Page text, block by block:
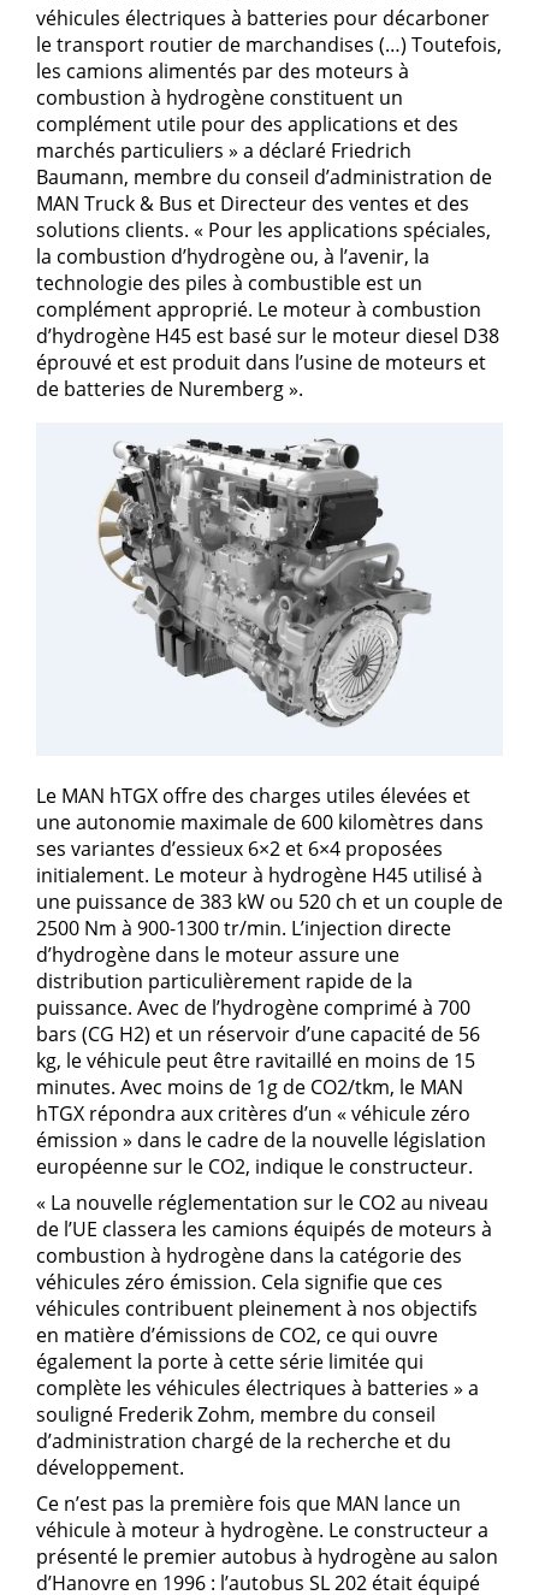
véhicules électriques à batteries pour décarboner
le transport routier de marchandises (…) Toutefois,
les camions alimentés par des moteurs à
combustion à hydrogène constituent un
complément utile pour des applications et des
marchés particuliers » a déclaré Friedrich
Baumann, membre du conseil d’administration de
MAN Truck & Bus et Directeur des ventes et des
solutions clients. « Pour les applications spéciales,
la combustion d’hydrogène ou, à l’avenir, la
technologie des piles à combustible est un
complément approprié. Le moteur à combustion
d’hydrogène H45 est basé sur le moteur diesel D38
éprouvé et est produit dans l’usine de moteurs et
de batteries de Nuremberg ».
Le MAN hTGX offre des charges utiles élevées et
une autonomie maximale de 600 kilomètres dans
ses variantes d’essieux 6×2 et 6×4 proposées
initialement. Le moteur à hydrogène H45 utilisé à
une puissance de 383 kW ou 520 ch et un couple de
2500 Nm à 900-1300 tr/min. L’injection directe
d’hydrogène dans le moteur assure une
distribution particulièrement rapide de la
puissance. Avec de l’hydrogène comprimé à 700
bars (CG H2) et un réservoir d’une capacité de 56
kg, le véhicule peut être ravitaillé en moins de 15
minutes. Avec moins de 1g de CO2/tkm, le MAN
hTGX répondra aux critères d’un « véhicule zéro
émission » dans le cadre de la nouvelle législation
européenne sur le CO2, indique le constructeur.
« La nouvelle réglementation sur le CO2 au niveau
de l’UE classera les camions équipés de moteurs à
combustion à hydrogène dans la catégorie des
véhicules zéro émission. Cela signifie que ces
véhicules contribuent pleinement à nos objectifs
en matière d’émissions de CO2, ce qui ouvre
également la porte à cette série limitée qui
complète les véhicules électriques à batteries » a
souligné Frederik Zohm, membre du conseil
d’administration chargé de la recherche et du
développement.
Ce n’est pas la première fois que MAN lance un
véhicule à moteur à hydrogène. Le constructeur a
présenté le premier autobus à hydrogène au salon
d’Hanovre en 1996 : l’autobus SL 202 était équipé